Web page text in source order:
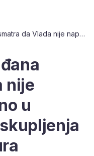
Tri četvrtine građana smatra da Vlada nije napravila dovoljno u sprječavanju poskupljenja kod uvođenja eura
nije
u